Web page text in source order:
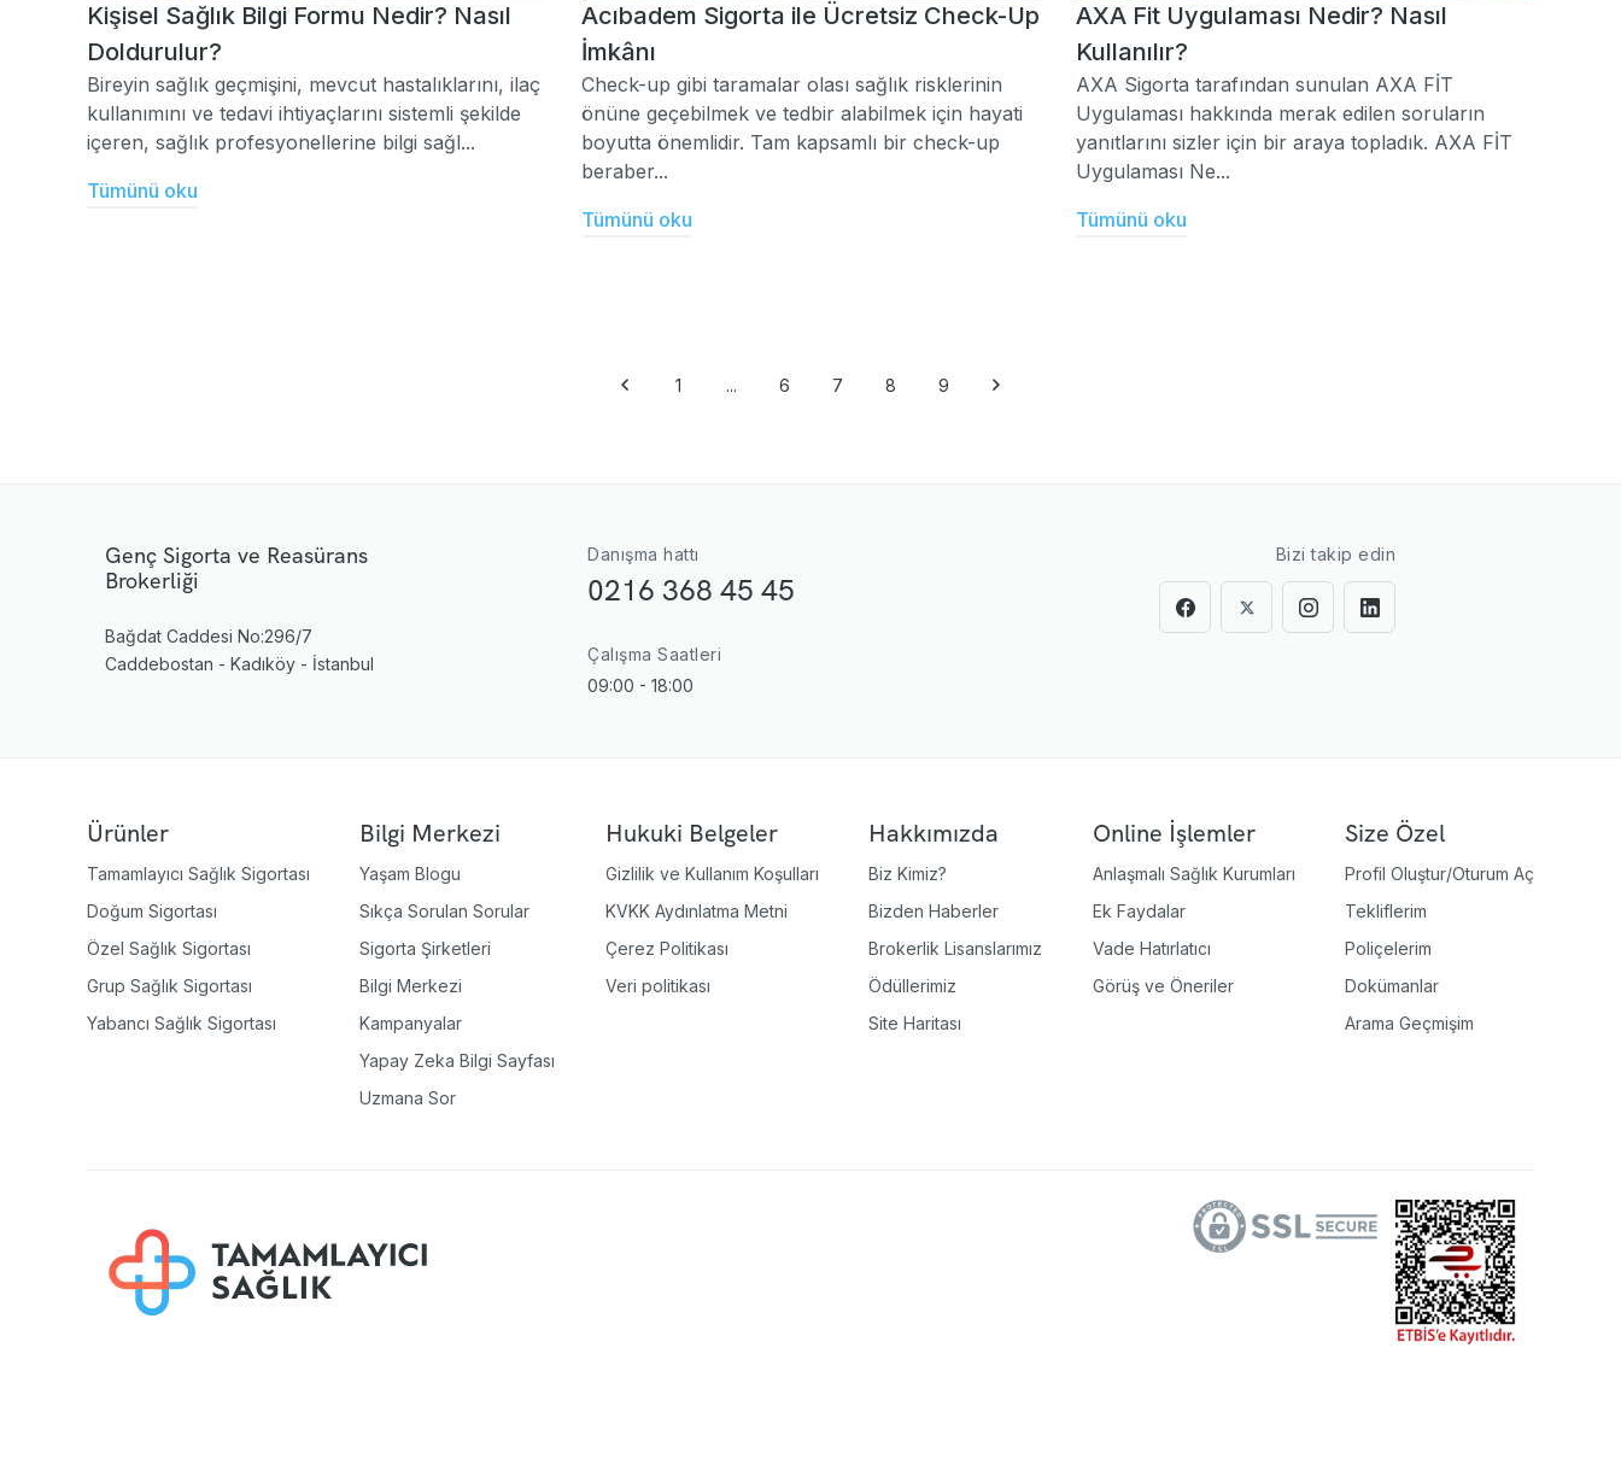
Kişisel Sağlık Bilgi Formu Nedir? Nasıl
Doldurulur?
Bireyin sağlık geçmişini, mevcut hastalıklarını, ilaç
kullanımını ve tedavi ihtiyaçlarını sistemli şekilde
içeren, sağlık profesyonellerine bilgi sağl...
Tümünü oku
Acıbadem Sigorta ile Ücretsiz Check-Up
İmkânı
Check-up gibi taramalar olası sağlık risklerinin
önüne geçebilmek ve tedbir alabilmek için hayati
boyutta önemlidir. Tam kapsamlı bir check-up
beraber...
Tümünü oku
AXA Fit Uygulaması Nedir? Nasıl
Kullanılır?
AXA Sigorta tarafından sunulan AXA FİT
Uygulaması hakkında merak edilen soruların
yanıtlarını sizler için bir araya topladık. AXA FİT
Uygulaması Ne...
Tümünü oku
1 ... 6 7 8 9
Genç Sigorta ve Reasürans
Brokerliği
Bağdat Caddesi No:296/7
Caddebostan - Kadıköy - İstanbul
Danışma hattı
0216 368 45 45
Çalışma Saatleri
09:00 - 18:00
Bizi takip edin
Ürünler
Tamamlayıcı Sağlık Sigortası
Doğum Sigortası
Özel Sağlık Sigortası
Grup Sağlık Sigortası
Yabancı Sağlık Sigortası
Bilgi Merkezi
Yaşam Blogu
Sıkça Sorulan Sorular
Sigorta Şirketleri
Bilgi Merkezi
Kampanyalar
Yapay Zeka Bilgi Sayfası
Uzmana Sor
Hukuki Belgeler
Gizlilik ve Kullanım Koşulları
KVKK Aydınlatma Metni
Çerez Politikası
Veri politikası
Hakkımızda
Biz Kimiz?
Bizden Haberler
Brokerlik Lisanslarımız
Ödüllerimiz
Site Haritası
Online İşlemler
Anlaşmalı Sağlık Kurumları
Ek Faydalar
Vade Hatırlatıcı
Görüş ve Öneriler
Size Özel
Profil Oluştur/Oturum Aç
Tekliflerim
Poliçelerim
Dokümanlar
Arama Geçmişim